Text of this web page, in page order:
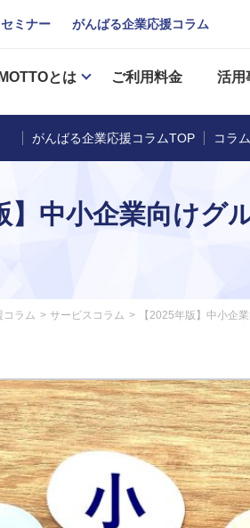
セミナー がんばる企業応援コラム
とは ご利用料金 活用
がんばる企業応援コラムTOP コラ
】中小企業向けグ
コラム サービスコラム 【2025年版】中小企